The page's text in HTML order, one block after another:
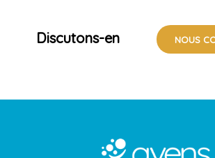
Discutons-en NOUS